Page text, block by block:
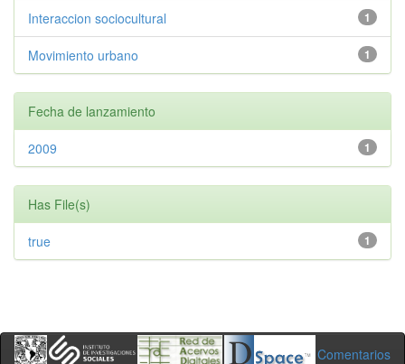
1
Interaccion sociocultural
1
Movimiento urbano
Fecha de lanzamiento
1
2009
Has File(s)
1
true
Comentarios